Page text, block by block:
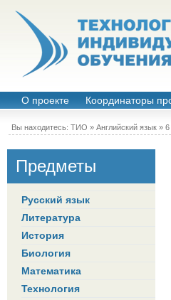
О проекте Координаторы
Вы находитесь: ТИО » Английский язык » 6
Предметы
Русский язык
Литература
История
Биология
Математика
Технология